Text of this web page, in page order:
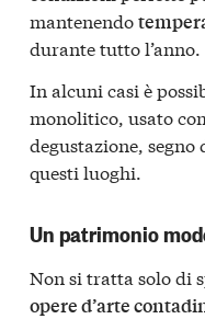
mantenendo
durante tutto l’anno.
In alcuni casi è
monolitico, usato
degustazione,
questi luoghi.
Un patrimonio
Non si tratta solo di
opere d’arte